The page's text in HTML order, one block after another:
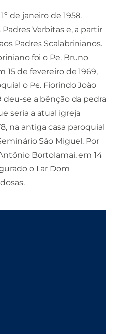
de janeiro de 1958.
Verbitas e, a partir
Padres Scalabrinianos.
foi o Pe. Bruno
15 de fevereiro de 1969,
o Pe. Fiorindo João
deu-se a bênção da pedra
seria a atual igreja
na antiga casa paroquial
São Miguel. Por
Bortolamai, em 14
o Lar Dom